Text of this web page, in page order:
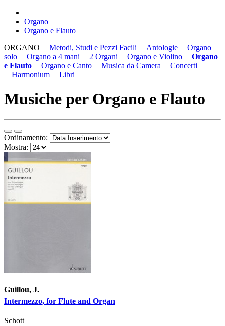
Organo
Organo e Flauto
ORGANO
Metodi, Studi e Pezzi Facili Antologie
Organo
solo
Organo a 4 mani 2 Organi Organo e Violino
Organo
e Flauto
Organo e Canto Musica da Camera
Concerti
Harmonium
Libri
Musiche per Organo e Flauto
Ordinamento:
Mostra:
Guillou, J.
Intermezzo, for Flute and Organ
Schott